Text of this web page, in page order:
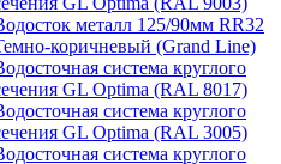
металл 125/90мм RR32
коричневый (Grand Line)
система круглого
GL Optima (RAL 8017)
система круглого
GL Optima (RAL 3005)
система круглого